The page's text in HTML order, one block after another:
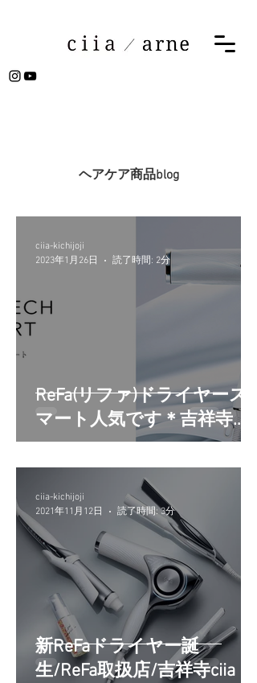
ヘアケア商品blog
ReFa(リファ)ドライヤース
マート人気です＊吉祥寺美
容室
ciia-kichijoji
2023年1月26日
読了時間: 2分
新ReFaドライヤー誕
生/ReFa取扱店/吉祥寺ciia
ciia-kichijoji
2021年11月12日
読了時間: 3分